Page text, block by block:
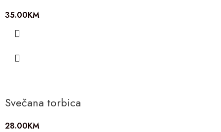
35.00KM
Svečana torbica
28.00KM